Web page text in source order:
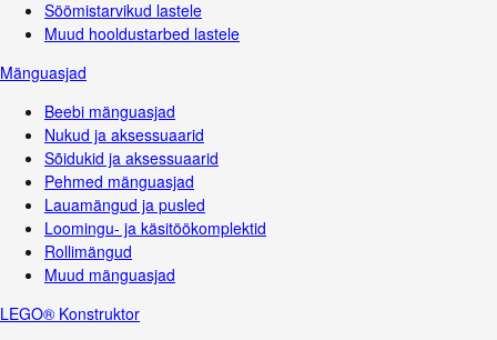
Söömistarvikud lastele
Muud hooldustarbed lastele
Mänguasjad
Beebi mänguasjad
Nukud ja aksessuaarid
Sõidukid ja aksessuaarid
Pehmed mänguasjad
Lauamängud ja pusled
Loomingu- ja käsitöökomplektid
Rollimängud
Muud mänguasjad
LEGO® Konstruktor